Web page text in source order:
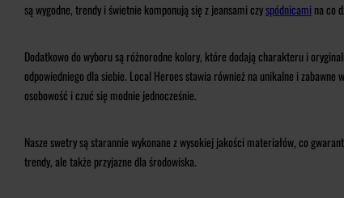
są wygodne, trendy i świetnie komponują się z jeansami czyspódnicami na co
Dodatkowo do wyboru są różnorodne kolory, które dodają charakteru i
odpowiedniego dla siebie. Local Heroes stawia również na unikalne i
osobowość i czuć się modnie jednocześnie.
Nasze swetry są starannie wykonane z wysokiej jakości materiałów, co
trendy, ale także przyjazne dla środowiska.